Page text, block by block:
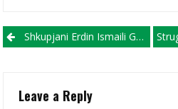
Post navigation
Shkupjani Erdin Ismaili Gjen Golin Debutues Me Fanellën E Bazelit! Struga Trim
Leave a Reply